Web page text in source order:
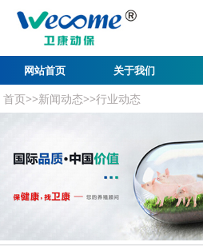
网站首页 关于我们
首页>>新闻动态>>行业动态